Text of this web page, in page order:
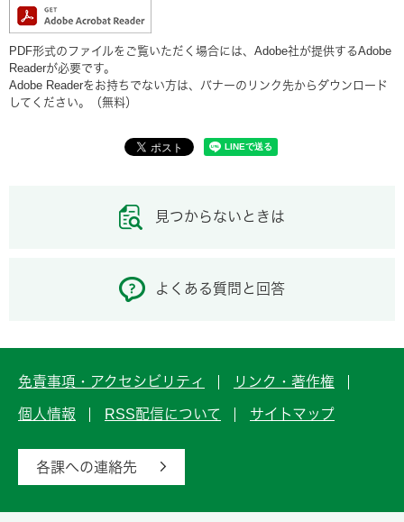
PDF形式のファイルをご覧いただく場合には、Adobe社が提供するAdobe
Readerが必要です。
Adobe Readerをお持ちでない方は、バナーのリンク先からダウンロード
してください。（無料）
見つからないときは
よくある質問と回答
免責事項・アクセシビリティ リンク・著作権
個人情報 RSS配信について サイトマップ
各課への連絡先